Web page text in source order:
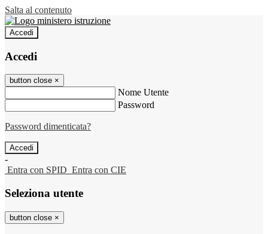
Salta al contenuto
Accedi
Accedi
button close ×
Nome Utente
Password
Password dimenticata?
-
Entra con SPID Entra con CIE
Seleziona utente
button close ×